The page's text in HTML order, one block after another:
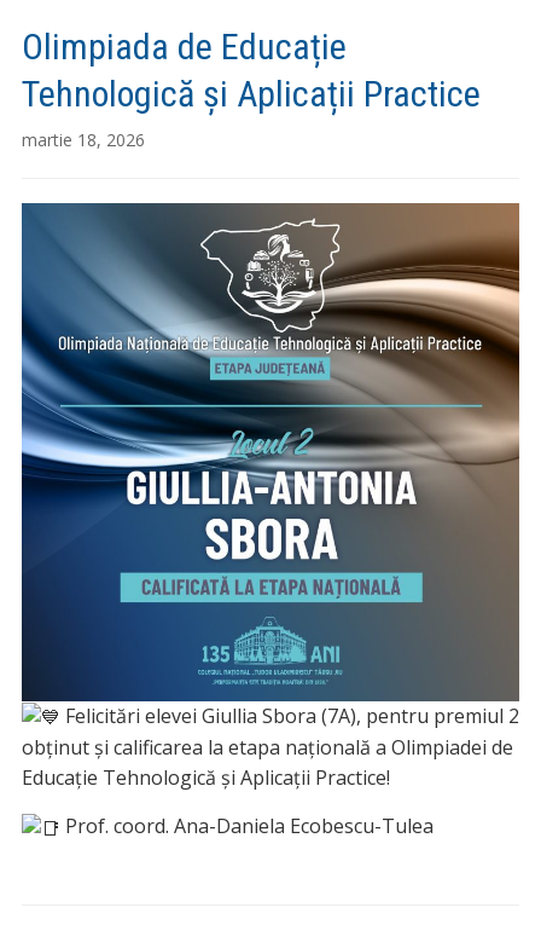
Olimpiada de Educație
Tehnologică și Aplicații Practice
martie 18, 2026
Felicitări elevei Giullia Sbora (7A), pentru premiul 2
obținut și calificarea la etapa națională a Olimpiadei de
Educație Tehnologică și Aplicații Practice!
Prof. coord. Ana-Daniela Ecobescu-Tulea